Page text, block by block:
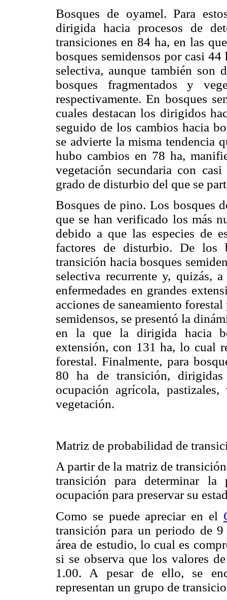
Bosques de oyamel. Para
dirigida hacia procesos de
transiciones en 84 ha, en las
bosques semidensos por casi
selectiva, aunque también son
bosques fragmentados y
respectivamente. En bosques
cuales destacan los dirigidos
seguido de los cambios hacia
se advierte la misma tendencia
hubo cambios en 78 ha,
vegetación secundaria con
grado de disturbio del que se
Bosques de pino. Los bosques
que se han verificado los más
debido a que las especies de
factores de disturbio. De los
transición hacia bosques
selectiva recurrente y, quizás,
enfermedades en grandes
acciones de saneamiento
semidensos, se presentó la
en la que la dirigida hacia
extensión, con 131 ha, lo cual
forestal. Finalmente, para
80 ha de transición,
ocupación agrícola,
vegetación.
Matriz de probabilidad de
A partir de la matriz de
transición para determinar
ocupación para preservar su
Como se puede apreciar en el
transición para un periodo de
área de estudio, lo cual es
si se observa que los valores
1.00. A pesar de ello, se
representan un grupo de